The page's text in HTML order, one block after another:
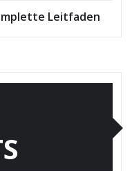
Leitfaden